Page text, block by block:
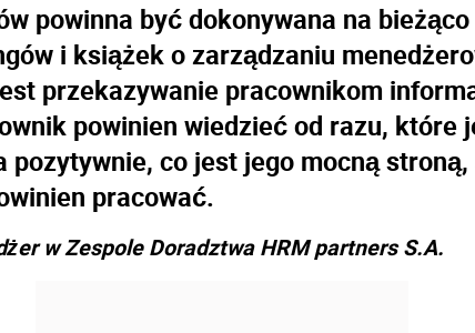
powinna być dokonywana na
i książek o zarządzaniu
przekazywanie pracownikom
powinien wiedzieć od razu, które
pozytywnie, co jest jego mocną
pracować.
w Zespole Doradztwa HRM partners S.A.